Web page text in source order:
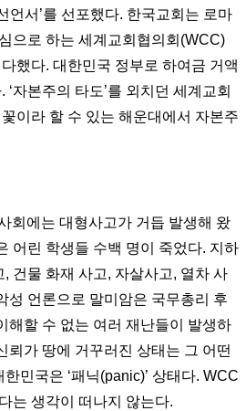
언서’를 선포했다. 한국교회는 로마
으로 하는 세계교회협의회(WCC)
했다. 대한민국 정부로 하여금 거액
자본주의 타도’를 외치던 세계교회
이라 할 수 있는 해운대에서 자본주
회에는 대형사고가 거듭 발생해 왔
어린 학생들 수백 명이 죽었다. 지하
건물 화재 사고, 자살사고, 열차 사
성 언론으로 말미암은 국무총리 후
해할 수 없는 여러 재난들이 발생하
뢰가 땅에 거꾸러진 상태는 그 어떤
민국은 ‘패닉(panic)’ 상태다. WCC
는 생각이 떠나지 않는다.